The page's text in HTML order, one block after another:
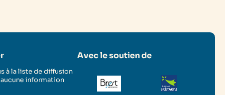
à la liste de diffusion
information
Avec le soutien de